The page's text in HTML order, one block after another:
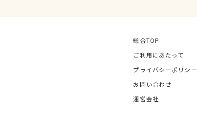
総合TOP
ご利用にあたって
プライバシーポリシー
お問い合わせ
運営会社